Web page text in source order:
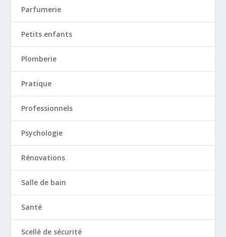
Parfumerie
Petits enfants
Plomberie
Pratique
Professionnels
Psychologie
Rénovations
Salle de bain
Santé
Scellé de sécurité